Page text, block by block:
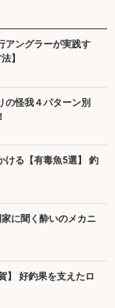
アングラーが実践す
】
の怪我４パターン別
ける【有毒魚5選】 釣
に聞く酔いのメカニ
】 好釣果を支えたロ